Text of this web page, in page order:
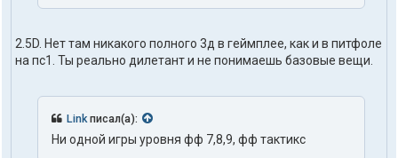
о
а
е
я
r
u
2.5D. Нет там никакого полного 3д в геймплее, как и в питфоле
на пс1. Ты реально дилетант и не понимаешь базовые вещи.
Linkписал(а):
Ни одной игры уровня фф 7,8,9, фф тактикс